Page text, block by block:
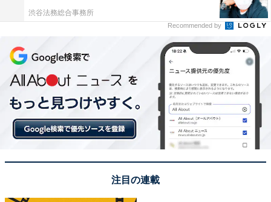
渋谷法務総合事務所
Recommended by
注目の連載